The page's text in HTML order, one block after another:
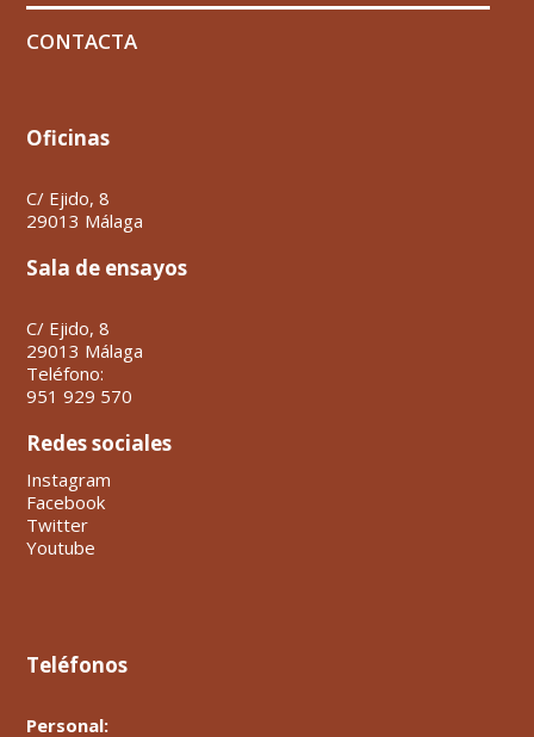
CONTACTA
Oficinas
C/ Ejido, 8
29013 Málaga
Sala de ensayos
C/ Ejido, 8
29013 Málaga
Teléfono:
951 929 570
Redes sociales
Instagram
Facebook
Twitter
Youtube
Teléfonos
Personal: